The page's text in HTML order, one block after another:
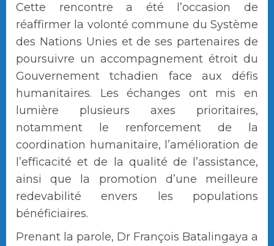
Cette rencontre a été l’occasion de
réaffirmer la volonté commune du Système
des Nations Unies et de ses partenaires de
poursuivre un accompagnement étroit du
Gouvernement tchadien face aux défis
humanitaires. Les échanges ont mis en
lumière plusieurs axes prioritaires,
notamment le renforcement de la
coordination humanitaire, l’amélioration de
l’efficacité et de la qualité de l’assistance,
ainsi que la promotion d’une meilleure
redevabilité envers les populations
bénéficiaires.
Prenant la parole, Dr François Batalingaya a